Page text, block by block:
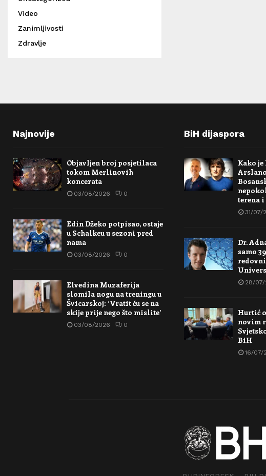
Video
Zanimljivosti
Zdravlje
Najnovije
Objavljen broj posjetilaca
tokom Merlinovih
koncerata
03/08/2026 0
Edin Džeko potpisao, ostaje
u Schalkeu u sezoni pred
nama
03/08/2026 0
Elvedina Muzaferija
slomila nogu na treningu u
Švicarskoj: ‘Vratit ću se na
skije prije nego što mislite’
03/08/2026 0
BiH dijaspora
Kako
terena
31/07/
Dr.
samo
28/07/
Hurtić
novim
BiH
16/07/